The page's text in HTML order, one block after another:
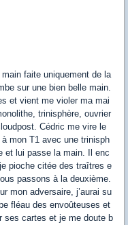
faite uniquement de la
sur une bien belle main.
et vient me violer ma mai
trinisphère, ouvrier
Cédric me vire le
mon T1 avec une trinisph
et lui passe la main. Il enc
pioche citée des traîtres e
passons à la deuxième.
mon adversaire, j’aurai su
fléau des envoûteuses et
ses cartes et je me doute b